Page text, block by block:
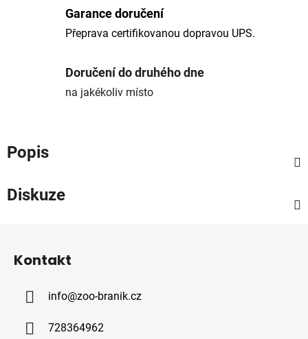
Garance doručení
Přeprava certifikovanou dopravou UPS.
Doručení do druhého dne
na jakékoliv místo
Popis
Diskuze
Kontakt
info@zoo-branik.cz
728364962